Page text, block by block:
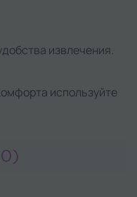
извлечения.
используйте